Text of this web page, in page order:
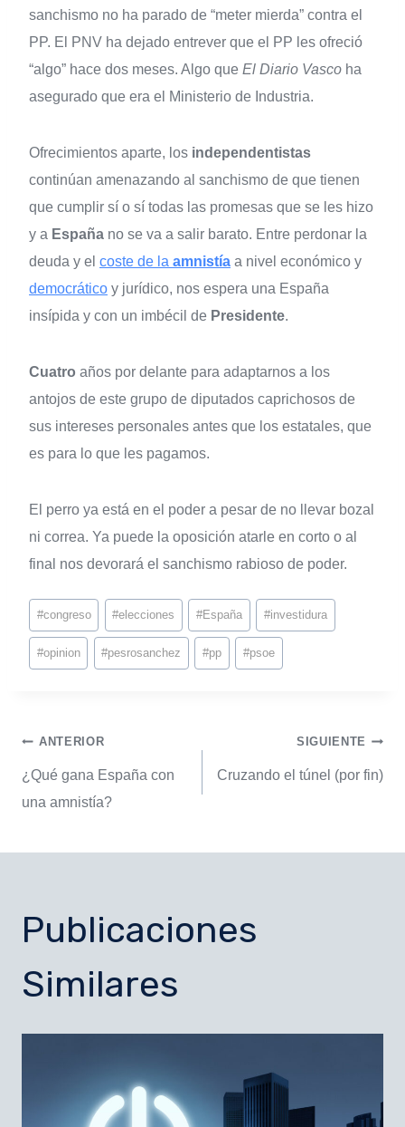
sanchismo no ha parado de “meter mierda” contra el
PP. El PNV ha dejado entrever que el PP les ofreció
“algo” hace dos meses. Algo que El Diario Vasco ha
asegurado que era el Ministerio de Industria.
Ofrecimientos aparte, los independentistas
continúan amenazando al sanchismo de que tienen
que cumplir sí o sí todas las promesas que se les hizo
y a España no se va a salir barato. Entre perdonar la
deuda y el coste de la amnistía a nivel económico y
democrático y jurídico, nos espera una España
insípida y con un imbécil de Presidente.
Cuatro años por delante para adaptarnos a los
antojos de este grupo de diputados caprichosos de
sus intereses personales antes que los estatales, que
es para lo que les pagamos.
El perro ya está en el poder a pesar de no llevar bozal
ni correa. Ya puede la oposición atarle en corto o al
final nos devorará el sanchismo rabioso de poder.
#congreso #elecciones #España #investidura
#opinion #pesrosanchez #pp #psoe
ANTERIOR
¿Qué gana España con
una amnistía?
SIGUIENTE
Cruzando el túnel (por fin)
Publicaciones
Similares